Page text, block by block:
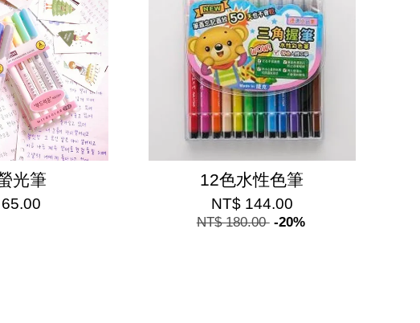
光筆 12色水性色筆
NT$ 144.00
NT$ 180.00 -20%